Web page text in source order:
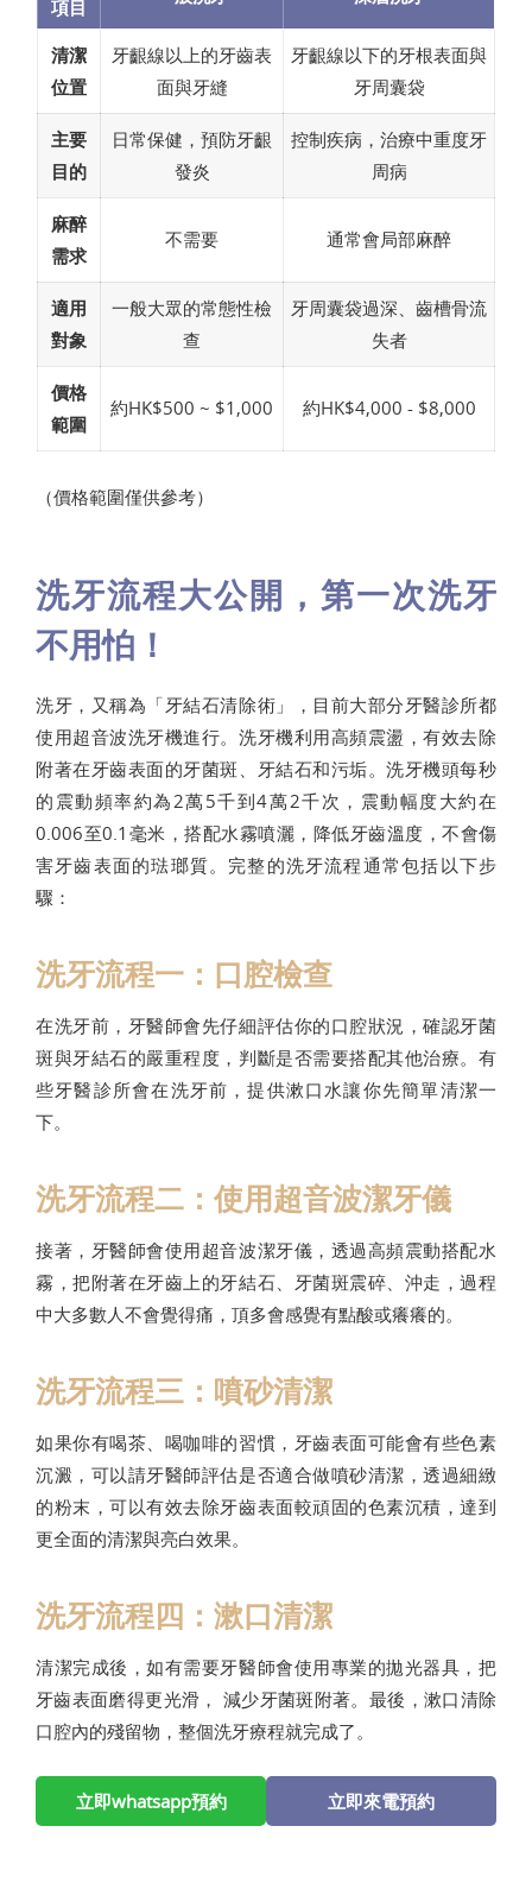
項目
清潔
位置
牙齦線以上的牙齒表
面與牙縫
牙齦線以下的牙根表面與
牙周囊袋
主要
目的
日常保健，預防牙齦
發炎
控制疾病，治療中重度牙
周病
麻醉
需求
不需要 通常會局部麻醉
適用
對象
一般大眾的常態性檢
查
牙周囊袋過深、齒槽骨流
失者
價格
範圍
約HK$500 ~ $1,000 約HK$4,000 - $8,000
（價格範圍僅供參考）
洗牙流程大公開，第一次洗牙
不用怕！
洗牙，又稱為「牙結石清除術」，目前大部分牙醫診所都
使用超音波洗牙機進行。洗牙機利用高頻震盪，有效去除
附著在牙齒表面的牙菌斑、牙結石和污垢。洗牙機頭每秒
的震動頻率約為2萬5千到4萬2千次，震動幅度大約在
0.006至0.1毫米，搭配水霧噴灑，降低牙齒溫度，不會傷
害牙齒表面的琺瑯質。完整的洗牙流程通常包括以下步
驟：
洗牙流程一：口腔檢查
在洗牙前，牙醫師會先仔細評估你的口腔狀況，確認牙菌
斑與牙結石的嚴重程度，判斷是否需要搭配其他治療。有
些牙醫診所會在洗牙前，提供漱口水讓你先簡單清潔一
下。
洗牙流程二：使用超音波潔牙儀
接著，牙醫師會使用超音波潔牙儀，透過高頻震動搭配水
霧，把附著在牙齒上的牙結石、牙菌斑震碎、沖走，過程
中大多數人不會覺得痛，頂多會感覺有點酸或癢癢的。
洗牙流程三：噴砂清潔
如果你有喝茶、喝咖啡的習慣，牙齒表面可能會有些色素
沉澱，可以請牙醫師評估是否適合做噴砂清潔，透過細緻
的粉末，可以有效去除牙齒表面較頑固的色素沉積，達到
更全面的清潔與亮白效果。
洗牙流程四：漱口清潔
清潔完成後，如有需要牙醫師會使用專業的拋光器具，把
牙齒表面磨得更光滑， 減少牙菌斑附著。最後，漱口清除
口腔內的殘留物，整個洗牙療程就完成了。
立即whatsapp預約 立即來電預約